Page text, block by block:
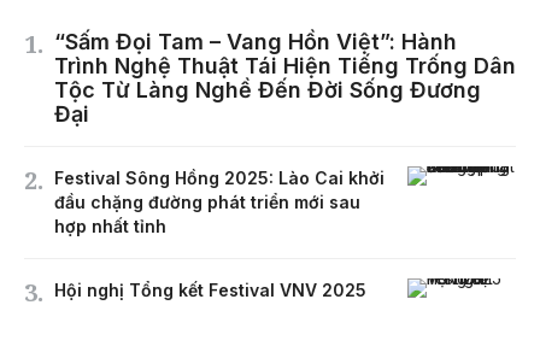
“Sấm Đọi Tam – Vang Hồn Việt”: Hành
Trình Nghệ Thuật Tái Hiện Tiếng Trống Dân
Tộc Từ Làng Nghề Đến Đời Sống Đương
Đại
Festival Sông Hồng 2025: Lào Cai khởi
đầu chặng đường phát triển mới sau
hợp nhất tỉnh
Hội nghị Tổng kết Festival VNV 2025